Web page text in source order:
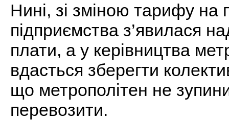
Нині, зі зміною тарифу на
підприємства з’явилася
плати, а у керівництва
вдасться зберегти
що метрополітен не
перевозити.